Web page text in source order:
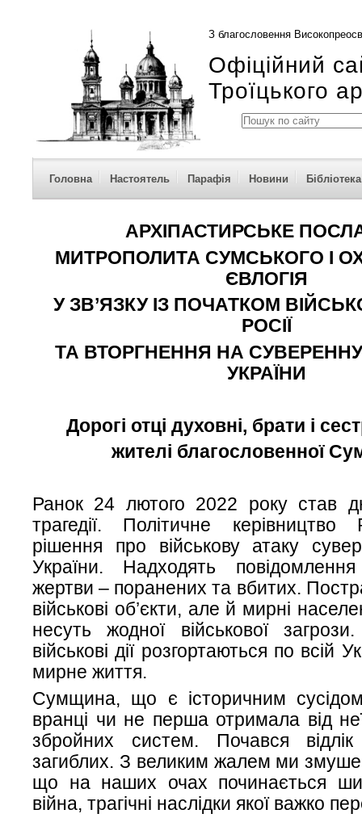
З благословення
Офіційний
Троїцького
Головна Настоятель Парафія Новини Бібліотека
АРХІПАСТИРСЬКЕ
МИТРОПОЛИТА СУМСЬКОГО І
ЄВЛОГІЯ
У ЗВ’ЯЗКУ ІЗ ПОЧАТКОМ
РОСІЇ
ТА ВТОРГНЕННЯ НА
УКРАЇНИ
Дорогі отці духовні, брати і
жителі благословенної
Ранок 24 лютого 2022 року став
трагедії. Політичне керівництво
рішення про військову атаку
України. Надходять
жертви – поранених та вбитих.
військові об’єкти, але й мирні
несуть жодної військової
військові дії розгортаються по всій
мирне життя.
Сумщина, що є історичним сусідом
вранці чи не перша отримала від
збройних систем. Почався
загиблих. З великим жалем ми
що на наших очах починається
війна, трагічні наслідки якої важко